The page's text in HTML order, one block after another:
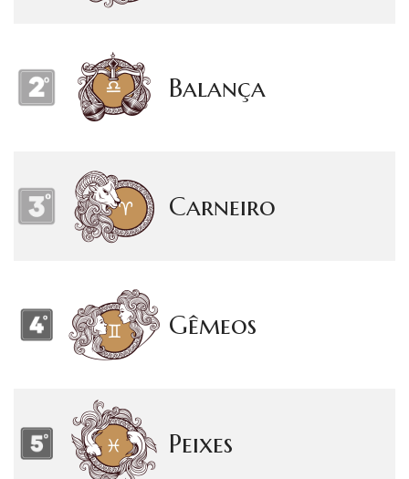
Balança
Carneiro
Gêmeos
Peixes